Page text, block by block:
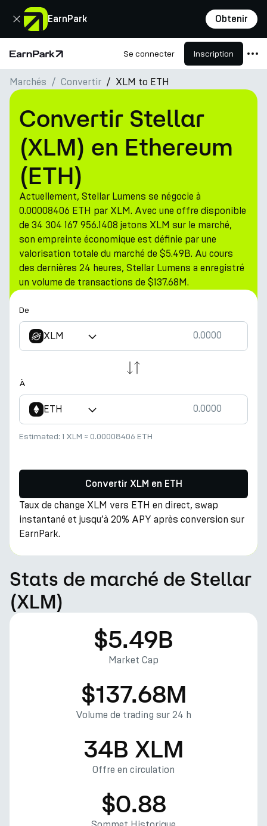
EarnPark Obtenir
Fermer
Page d'accueil Se connecter Inscription
Produits
Marchés
Calculatrices
PARK Token
Ressources
Entreprise
Marchés Convertir XLM to ETH
Convertir Stellar
(XLM) en Ethereum
(ETH)
Actuellement, Stellar Lumens se négocie à
0.00008406 ETH par XLM. Avec une offre disponible
de 34 304 167 956.1408 jetons XLM sur le marché,
son empreinte économique est définie par une
valorisation totale du marché de $5.49B. Au cours
des dernières 24 heures, Stellar Lumens a enregistré
un volume de transactions de $137.68M.
De
XLM
À
ETH
Estimated: 1 XLM ≈ 0.00008406 ETH
Convertir XLM en ETH
Taux de change XLM vers ETH en direct, swap
instantané et jusqu’à 20% APY après conversion sur
EarnPark.
Stats de marché de Stellar
(XLM)
$5.49B
Market Cap
$137.68M
Volume de trading sur 24 h
34B XLM
Offre en circulation
$0.88